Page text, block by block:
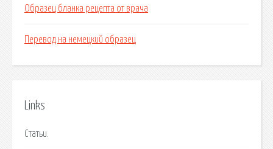
Образец бланка рецепта от врача
Перевод на немецкий образец
Links
Статьи.